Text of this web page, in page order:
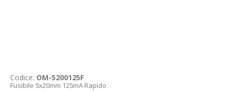
Codice: OM-5200125F
Fusibile 5x20mm 125mA Rapido